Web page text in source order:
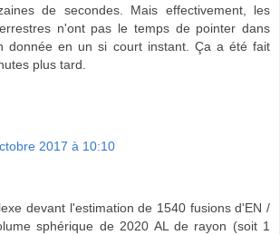
de secondes. Mais effectivement, les
n'ont pas le temps de pointer dans
donnée en un si court instant. Ça a été fait
plus tard.
2017 à 10:10
devant l'estimation de 1540 fusions d'EN /
sphérique de 2020 AL de rayon (soit 1